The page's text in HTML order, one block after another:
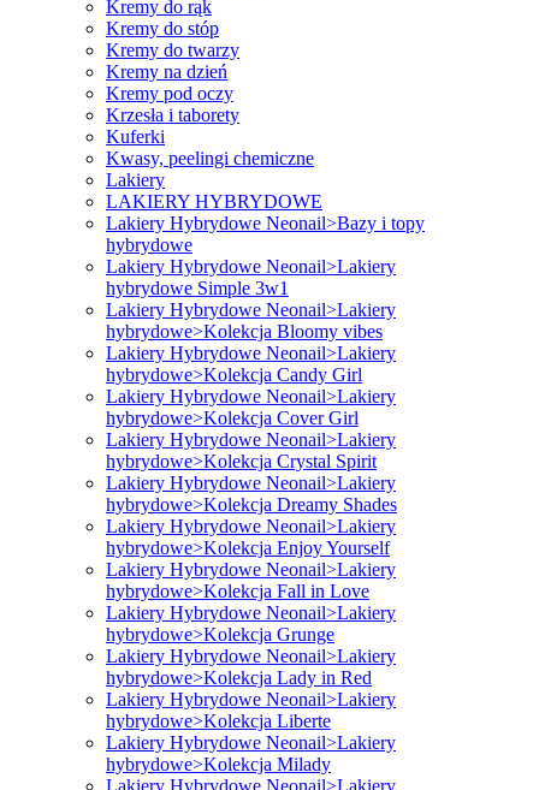
Kremy do rąk
Kremy do stóp
Kremy do twarzy
Kremy na dzień
Kremy pod oczy
Krzesła i taborety
Kuferki
Kwasy, peelingi chemiczne
Lakiery
LAKIERY HYBRYDOWE
Lakiery Hybrydowe Neonail>Bazy i topy
hybrydowe
Lakiery Hybrydowe Neonail>Lakiery
hybrydowe Simple 3w1
Lakiery Hybrydowe Neonail>Lakiery
hybrydowe>Kolekcja Bloomy vibes
Lakiery Hybrydowe Neonail>Lakiery
hybrydowe>Kolekcja Candy Girl
Lakiery Hybrydowe Neonail>Lakiery
hybrydowe>Kolekcja Cover Girl
Lakiery Hybrydowe Neonail>Lakiery
hybrydowe>Kolekcja Crystal Spirit
Lakiery Hybrydowe Neonail>Lakiery
hybrydowe>Kolekcja Dreamy Shades
Lakiery Hybrydowe Neonail>Lakiery
hybrydowe>Kolekcja Enjoy Yourself
Lakiery Hybrydowe Neonail>Lakiery
hybrydowe>Kolekcja Fall in Love
Lakiery Hybrydowe Neonail>Lakiery
hybrydowe>Kolekcja Grunge
Lakiery Hybrydowe Neonail>Lakiery
hybrydowe>Kolekcja Lady in Red
Lakiery Hybrydowe Neonail>Lakiery
hybrydowe>Kolekcja Liberte
Lakiery Hybrydowe Neonail>Lakiery
hybrydowe>Kolekcja Milady
Lakiery Hybrydowe Neonail>Lakiery